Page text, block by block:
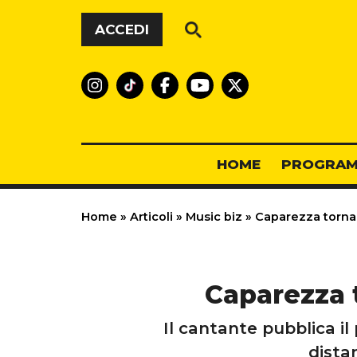
Vai al contenuto
ACCEDI
HOME
Home » Articoli » Music biz » Caparezza
Il cantante pubblica il